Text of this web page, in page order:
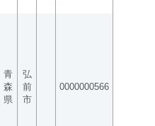
青
森
県
弘
前
市
0000000566